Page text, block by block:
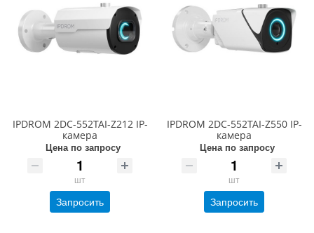
IPDROM 2DC-552TAI-Z212 IP-
камера
Цена по запросу
шт
Запросить
IPDROM 2DC-552TAI-Z550 IP-
камера
Цена по запросу
шт
Запросить